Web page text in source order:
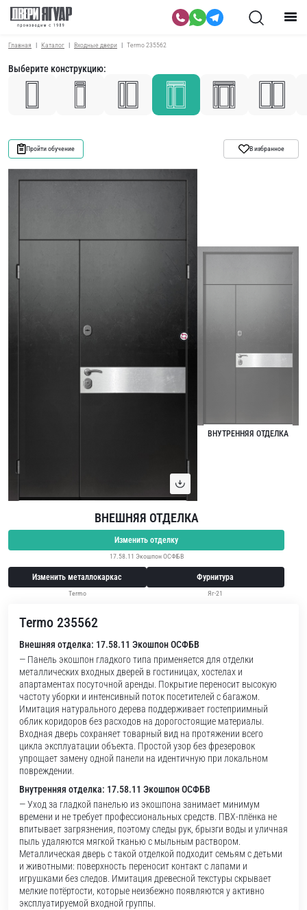
Главная Каталог Входные двери Termo 235562
Выберите конструкцию:
Пройти обучение В избранное
ВНУТРЕННЯЯ ОТДЕЛКА
ВНЕШНЯЯ ОТДЕЛКА
Изменить отделку
17.58.11 Экошпон ОСФБВ
Изменить металлокаркас
Termo
Фурнитура
Яг-21
Termo 235562
Внешняя отделка: 17.58.11 Экошпон ОСФБВ
— Панель экошпон гладкого типа применяется для отделки
металлических входных дверей в гостиницах, хостелах и
апартаментах посуточной аренды. Покрытие переносит высокую
частоту уборки и интенсивный поток посетителей с багажом.
Имитация натурального дерева поддерживает гостеприимный
облик коридоров без расходов на дорогостоящие материалы.
Входная дверь сохраняет товарный вид на протяжении всего
цикла эксплуатации объекта. Простой узор без фрезеровок
упрощает замену одной панели на идентичную при локальном
повреждении.
Внутренняя отделка: 17.58.11 Экошпон ОСФБВ
— Уход за гладкой панелью из экошпона занимает минимум
времени и не требует профессиональных средств. ПВХ-плёнка не
впитывает загрязнения, поэтому следы рук, брызги воды и уличная
пыль удаляются мягкой тканью с мыльным раствором.
Металлическая дверь с такой отделкой подходит семьям с детьми
и животными: поверхность переносит контакт с лапами и
игрушками без следов. Имитация древесной текстуры скрывает
мелкие потёртости, которые неизбежно появляются у активно
эксплуатируемой входной группы.